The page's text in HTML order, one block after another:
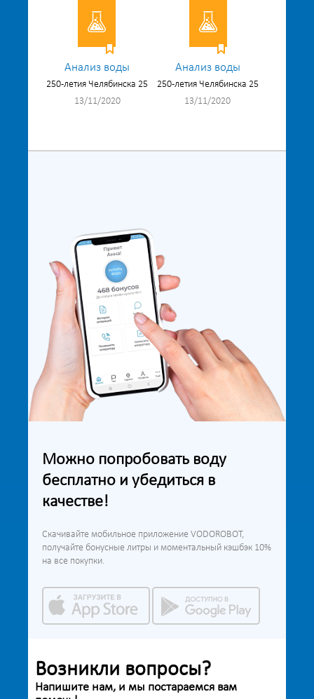
Анализ воды
250-летия Челябинска 25
13/11/2020
Анализ воды
250-летия Челябинска 25
13/11/2020
Можно попробовать воду
бесплатно и убедиться в
качестве!
Скачивайте мобильное приложение VODOROBOT,
получайте бонусные литры и моментальный кэшбэк 10%
на все покупки.
Возникли вопросы?
Напишите нам, и мы постараемся вам